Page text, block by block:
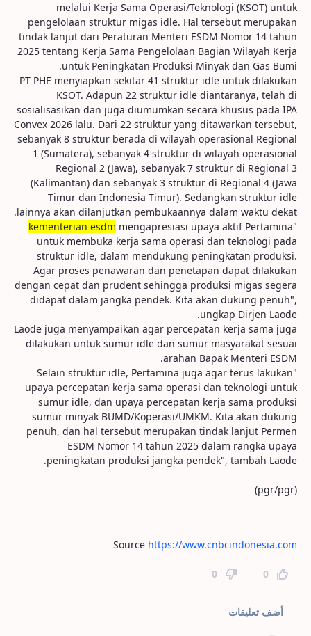
melalui Kerja Sama Operasi/Teknologi (KSOT) untuk
pengelolaan struktur migas idle. Hal tersebut merupakan
tindak lanjut dari Peraturan Menteri ESDM Nomor 14 tahun
2025 tentang Kerja Sama Pengelolaan Bagian Wilayah Kerja
untuk Peningkatan Produksi Minyak dan Gas Bumi.
PT PHE menyiapkan sekitar 41 struktur idle untuk dilakukan
KSOT. Adapun 22 struktur idle diantaranya, telah di
sosialisasikan dan juga diumumkan secara khusus pada IPA
Convex 2026 lalu. Dari 22 struktur yang ditawarkan tersebut,
sebanyak 8 struktur berada di wilayah operasional Regional
1 (Sumatera), sebanyak 4 struktur di wilayah operasional
Regional 2 (Jawa), sebanyak 7 struktur di Regional 3
(Kalimantan) dan sebanyak 3 struktur di Regional 4 (Jawa
Timur dan Indonesia Timur). Sedangkan struktur idle
lainnya akan dilanjutkan pembukaannya dalam waktu dekat.
"
kementerian esdm mengapresiasi upaya aktif Pertamina
untuk membuka kerja sama operasi dan teknologi pada
struktur idle, dalam mendukung peningkatan produksi.
Agar proses penawaran dan penetapan dapat dilakukan
dengan cepat dan prudent sehingga produksi migas segera
didapat dalam jangka pendek. Kita akan dukung penuh",
ungkap Dirjen Laode.
Laode juga menyampaikan agar percepatan kerja sama juga
dilakukan untuk sumur idle dan sumur masyarakat sesuai
arahan Bapak Menteri ESDM.
"Selain struktur idle, Pertamina juga agar terus lakukan
upaya percepatan kerja sama operasi dan teknologi untuk
sumur idle, dan upaya percepatan kerja sama produksi
sumur minyak BUMD/Koperasi/UMKM. Kita akan dukung
penuh, dan hal tersebut merupakan tindak lanjut Permen
ESDM Nomor 14 tahun 2025 dalam rangka upaya
peningkatan produksi jangka pendek", tambah Laode.
(pgr/pgr)
Source https://www.cnbcindonesia.com
0
0
تعليقات الصفحة
أضف تعليقات